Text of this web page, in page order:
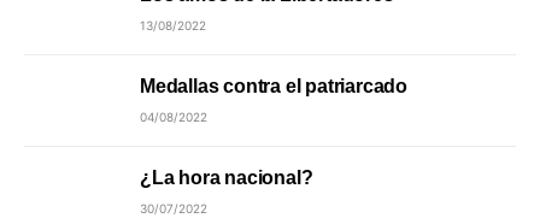
13/08/2022
Medallas contra el patriarcado
04/08/2022
¿La hora nacional?
30/07/2022